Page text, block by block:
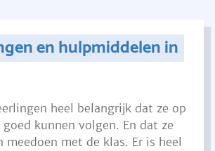
en hulpmiddelen in
heel belangrijk dat ze op
kunnen volgen. En dat ze
meedoen met de klas. Er is heel